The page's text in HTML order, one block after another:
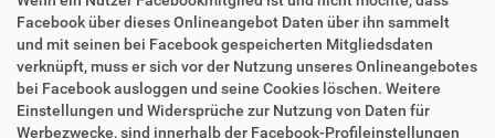
Facebook über dieses Onlineangebot Daten über ihn sammelt
und mit seinen bei Facebook gespeicherten Mitgliedsdaten
verknüpft, muss er sich vor der Nutzung unseres Onlineangebotes
bei Facebook ausloggen und seine Cookies löschen. Weitere
Einstellungen und Widersprüche zur Nutzung von Daten für
Werbezwecke, sind innerhalb der Facebook-Profileinstellungen